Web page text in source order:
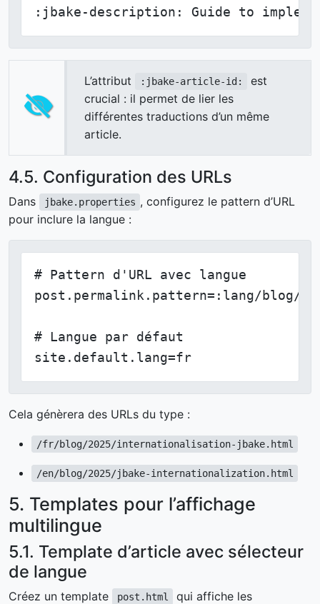
:jbake-description: Guide to
L’attribut :jbake-article-id:
est
crucial : il permet de lier les
différentes traductions d’un même
article.
4.5. Configuration des URLs
Dans jbake.properties , configurez le pattern d’URL
pour inclure la langue :
# Pattern d'URL avec langue
post.permalink.pattern=:lang/blog/
# Langue par défaut
site.default.lang=fr
Cela génèrera des URLs du type :
/fr/blog/2025/internationalisation-jbake.html
/en/blog/2025/jbake-internationalization.html
5. Templates pour l’affichage
multilingue
5.1. Template d’article avec sélecteur
de langue
Créez un template post.html
qui affiche les